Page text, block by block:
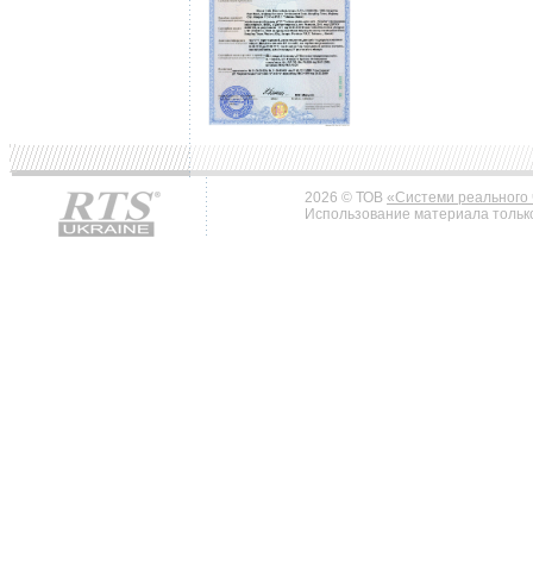
2026 © ТОВ «Системи реального
Использование материала